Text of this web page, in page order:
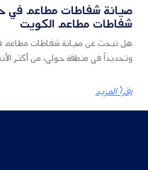
شفاطات مطاعم الكويت
هل تبحث عن صيانة شفاطات مطاعم في
وتحديداً في منطقة حولي، من أكثر
إقرأ المزيد